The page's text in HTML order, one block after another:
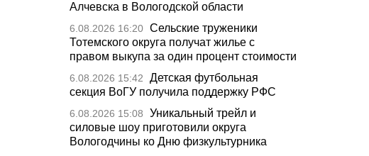
Алчевска в Вологодской области
6.08.2026 16:20 Сельские труженики
Тотемского округа получат жилье с
правом выкупа за один процент стоимости
6.08.2026 15:42
Детская футбольная
секция ВоГУ получила поддержку РФС
6.08.2026 15:08
Уникальный трейл и
силовые шоу приготовили округа
Вологодчины ко Дню физкультурника